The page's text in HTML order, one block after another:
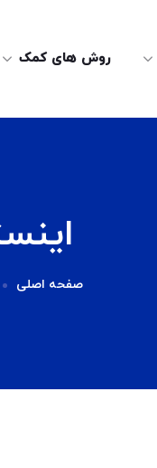
روش های کمک
صفحه اصلی